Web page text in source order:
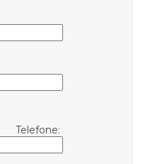
Telefone: